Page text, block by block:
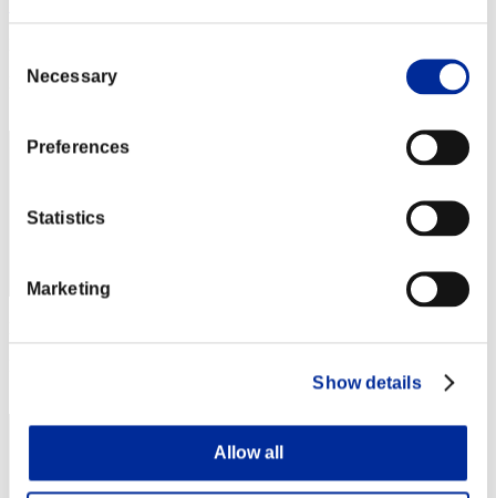
Selection
Necessary
Preferences
Statistics
Marketing
Show details
Allow all
Posizione